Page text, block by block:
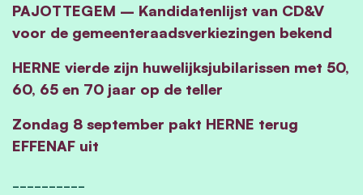
PAJOTTEGEM – Kandidatenlijst van CD&V
voor de gemeenteraadsverkiezingen bekend
HERNE vierde zijn huwelijksjubilarissen met 50,
60, 65 en 70 jaar op de teller
Zondag 8 september pakt HERNE terug
EFFENAF uit